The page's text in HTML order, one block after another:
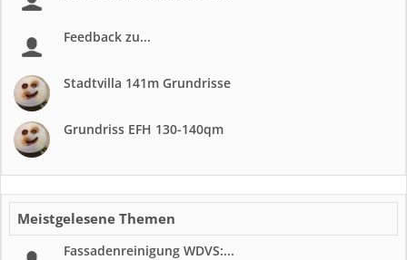
Feedback zu...
Stadtvilla 141m Grundrisse
Grundriss EFH 130-140qm
Meistgelesene Themen
Fassadenreinigung WDVS:...